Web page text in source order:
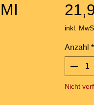
inkl.
Anzahl *
Nicht